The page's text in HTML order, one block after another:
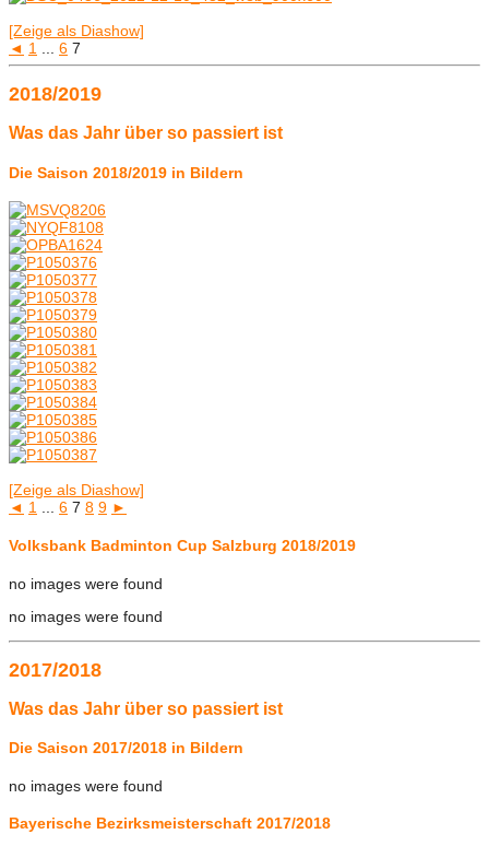
[Zeige als Diashow]
◄ 1 ... 6 7
2018/2019
Was das Jahr über so passiert ist
Die Saison 2018/2019 in Bildern
[Zeige als Diashow]
◄ 1 ... 6 7 8 9 ►
Volksbank Badminton Cup Salzburg 2018/2019
no images were found
no images were found
2017/2018
Was das Jahr über so passiert ist
Die Saison 2017/2018 in Bildern
no images were found
Bayerische Bezirksmeisterschaft 2017/2018